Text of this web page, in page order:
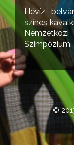
Hévíz
színes
Szimpózium,
©